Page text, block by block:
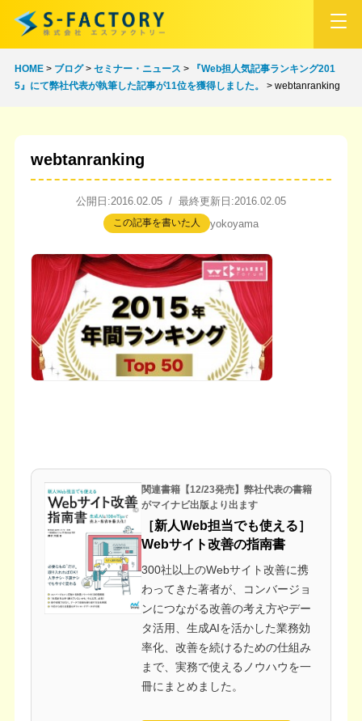
HOME> ブログ> セミナー・ニュース >
『Web担人気記事ランキング201
5』にて弊社代表が執筆した記事が11位を獲得しました。
> webtanranking
webtanranking
公開日:2016.02.05 / 最終更新日:2016.02.05
この記事を書いた人 yokoyama
関連書籍【12/23発売】弊社代表の書籍
がマイナビ出版より出ます
［新人Web担当でも使える］
Webサイト改善の指南書
300社以上のWebサイト改善に携
わってきた著者が、コンバージョ
ンにつながる改善の考え方やデー
タ活用、生成AIを活かした業務効
率化、改善を続けるための仕組み
まで、実務で使えるノウハウを一
冊にまとめました。